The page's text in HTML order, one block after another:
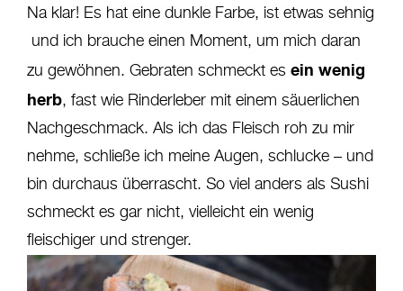
Na klar! Es hat eine dunkle Farbe, ist etwas sehnig
und ich brauche einen Moment, um mich daran
zu gewöhnen. Gebraten schmeckt es ein wenig
herb, fast wie Rinderleber mit einem säuerlichen
Nachgeschmack. Als ich das Fleisch roh zu mir
nehme, schließe ich meine Augen, schlucke – und
bin durchaus überrascht. So viel anders als Sushi
schmeckt es gar nicht, vielleicht ein wenig
fleischiger und strenger.